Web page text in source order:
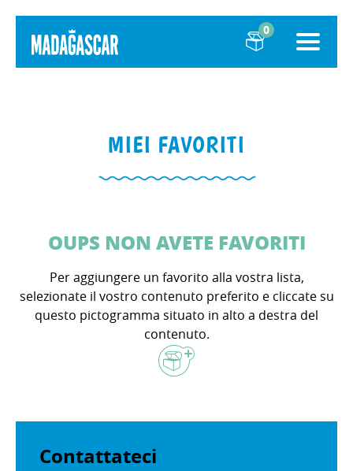
0
MIEI FAVORITI
OUPS NON AVETE FAVORITI
Per aggiungere un favorito alla vostra lista,
selezionate il vostro contenuto preferito e cliccate su
questo pictogramma situato in alto a destra del
contenuto.
Contattateci